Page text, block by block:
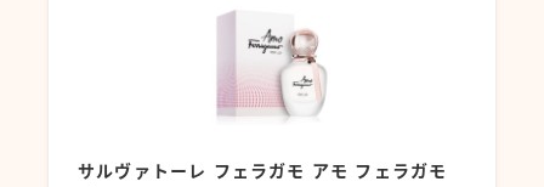
サルヴァトーレ フェラガモ アモ フェラガモ